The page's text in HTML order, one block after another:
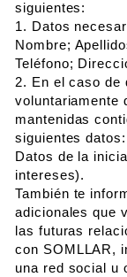
siguientes:
1. Datos
Nombre;
Teléfono;
2. En el caso de
voluntariamente
mantenidas
siguientes datos:
Datos de la
intereses).
También te
adicionales que
las futuras
con SOMLLAR,
una red social u